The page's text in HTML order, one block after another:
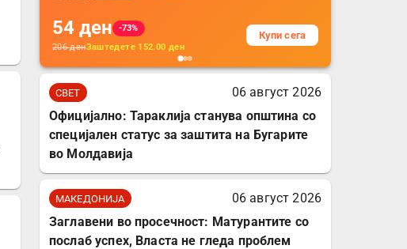
додатоци за заштита на
кабли, без батерија, за
мобилни телефони,
комплет за заштита на
54 ден
-73%
206денЗаштедете 152.00 ден
Купи сега
СВЕТ
06 август 2026
Официјално: Тараклија станува општина со
специјален статус за заштита на Бугарите
во Молдавија
МАКЕДОНИЈА
06 август 2026
Заглавени во просечност: Матурантите со
послаб успех, Власта не гледа проблем